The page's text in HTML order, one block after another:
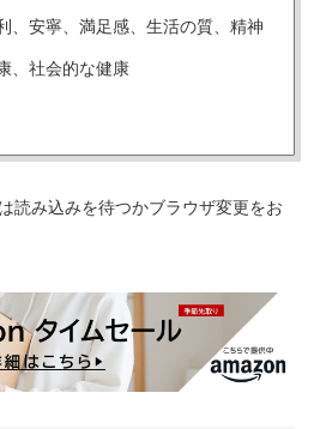
、安寧、満足感、生活の質、精神
、社会的な健康
読み込みを待つかブラウザ変更をお